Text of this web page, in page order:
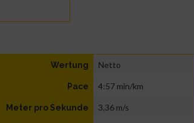
Wertung Netto
Pace 4:57 min/km
Meter pro Sekunde 3,36 m/s